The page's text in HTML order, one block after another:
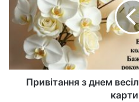
Привітання з днем